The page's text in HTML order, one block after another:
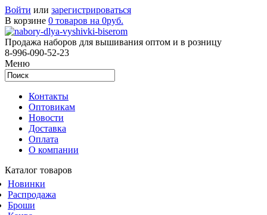
Войти или зарегистрироваться
В корзине 0 товаров на 0руб.
Продажа наборов для вышивания оптом и в розницу
8-996-090-52-23
Меню
Контакты
Оптовикам
Новости
Доставка
Оплата
О компании
Каталог товаров
Новинки
Распродажа
Броши